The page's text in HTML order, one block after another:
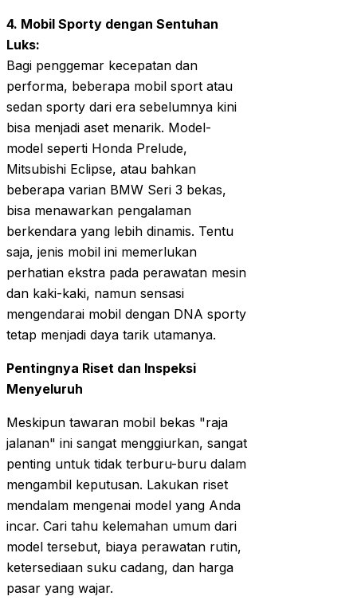
4. Mobil Sporty dengan Sentuhan
Luks:
Bagi penggemar kecepatan dan
performa, beberapa mobil sport atau
sedan sporty dari era sebelumnya kini
bisa menjadi aset menarik. Model-
model seperti Honda Prelude,
Mitsubishi Eclipse, atau bahkan
beberapa varian BMW Seri 3 bekas,
bisa menawarkan pengalaman
berkendara yang lebih dinamis. Tentu
saja, jenis mobil ini memerlukan
perhatian ekstra pada perawatan mesin
dan kaki-kaki, namun sensasi
mengendarai mobil dengan DNA sporty
tetap menjadi daya tarik utamanya.
Pentingnya Riset dan Inspeksi
Menyeluruh
Meskipun tawaran mobil bekas "raja
jalanan" ini sangat menggiurkan, sangat
penting untuk tidak terburu-buru dalam
mengambil keputusan. Lakukan riset
mendalam mengenai model yang Anda
incar. Cari tahu kelemahan umum dari
model tersebut, biaya perawatan rutin,
ketersediaan suku cadang, dan harga
pasar yang wajar.